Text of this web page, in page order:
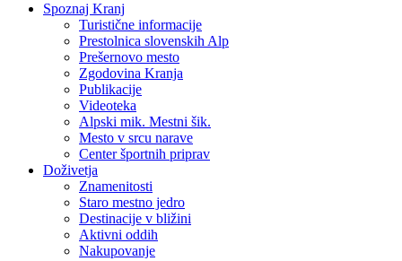
Spoznaj Kranj
Turistične informacije
Prestolnica slovenskih Alp
Prešernovo mesto
Zgodovina Kranja
Publikacije
Videoteka
Alpski mik. Mestni šik.
Mesto v srcu narave
Center športnih priprav
Doživetja
Znamenitosti
Staro mestno jedro
Destinacije v bližini
Aktivni oddih
Nakupovanje